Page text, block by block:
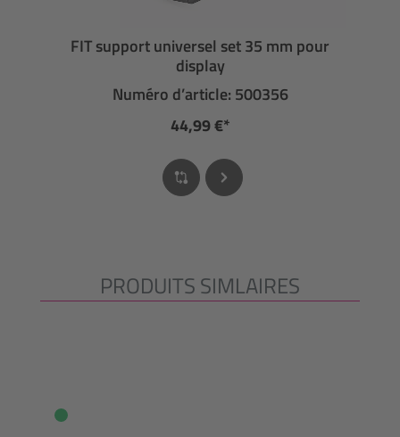
FIT support universel set 35 mm pour
display
Numéro d’article: 500356
44,99 €*
Ignorer la galerie de produits
PRODUITS SIMLAIRES